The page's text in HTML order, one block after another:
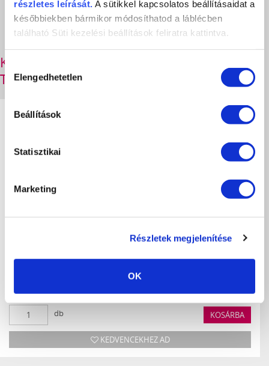
részletes leírását. A sütikkel kapcsolatos beállításaidat a
későbbiekben bármikor módosíthatod a láblécben
található Süti kezelési beállítások feliratra kattintva.
Hozzájárulás
kiválasztása
Elengedhetetlen
Beállítások
Statisztikai
Marketing
Részletek megjelenítése
OK
KAPCSOLÓDÓ
TERMÉKEK
CRYSTAL NAILS STRASSZFELSZEDŐ CSIPESZ
db KOSÁRBA
KEDVENCEKHEZ AD